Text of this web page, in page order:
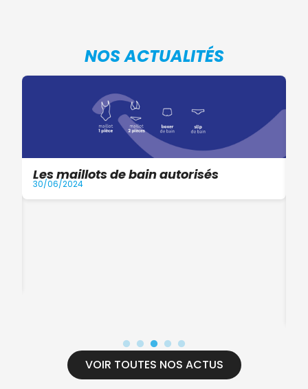
NOS ACTUALITÉS
Les maillots de bain autorisés
30/06/2024
VOIR TOUTES NOS ACTUS